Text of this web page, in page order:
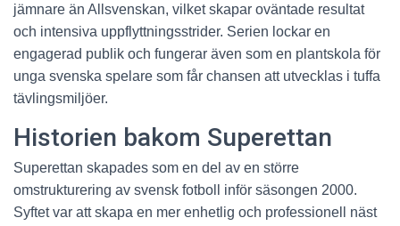
jämnare än Allsvenskan, vilket skapar oväntade resultat
och intensiva uppflyttningsstrider. Serien lockar en
engagerad publik och fungerar även som en plantskola för
unga svenska spelare som får chansen att utvecklas i tuffa
tävlingsmiljöer.
Historien bakom Superettan
Superettan skapades som en del av en större
omstrukturering av svensk fotboll inför säsongen 2000.
Syftet var att skapa en mer enhetlig och professionell näst